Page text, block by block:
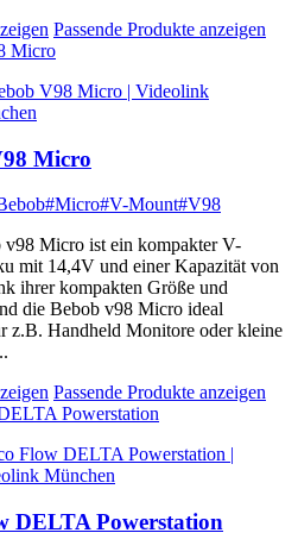
Passende Produkte anzeigen
Micro
Micro
#Micro#V-Mount#V98
v98 Micro ist ein kompakter V-
mit 14,4V und einer Kapazität von
ihrer kompakten Größe und
die Bebob v98 Micro ideal
z.B. Handheld Monitore oder kleine
Passende Produkte anzeigen
Powerstation
DELTA Powerstation